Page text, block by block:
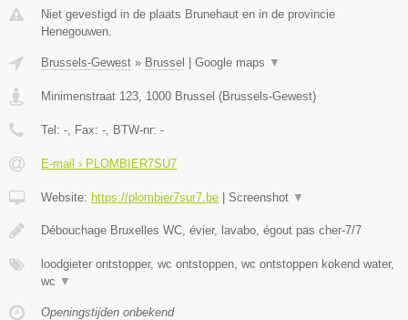
Niet gevestigd in de plaats Brunehaut en in de provincie
Henegouwen.
Brussels-Gewest » Brussel Google maps ▼
Minimenstraat 123 1000 Brussel (Brussels-Gewest)
Tel: - , Fax: - , BTW-nr: -
E-mail › PLOMBIER7SU7
Website: https://plombier7sur7.be Screenshot ▼
Débouchage Bruxelles WC, évier, lavabo, égout pas cher-7/7
loodgieter ontstopper, wc ontstoppen, wc ontstoppen kokend water,
wc ▼
Openingstijden onbekend